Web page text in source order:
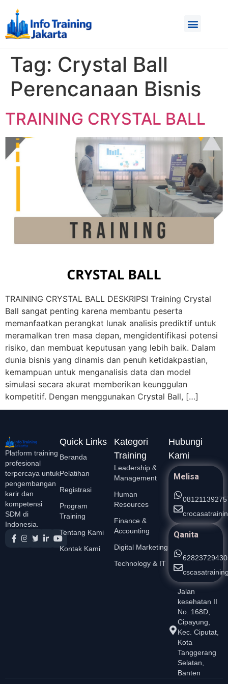
Tag: Crystal Ball
Perencanaan Bisnis
TRAINING CRYSTAL BALL
TRAINING CRYSTAL BALL DESKRIPSI Training Crystal
Ball sangat penting karena membantu peserta
memanfaatkan perangkat lunak analisis prediktif untuk
meramalkan tren masa depan, mengidentifikasi potensi
risiko, dan membuat keputusan yang lebih baik. Dalam
dunia bisnis yang dinamis dan penuh ketidakpastian,
kemampuan untuk menganalisis data dan model
simulasi secara akurat memberikan keunggulan
kompetitif. Dengan menggunakan Crystal Ball, […]
Platform training
profesional
terpercaya untuk
pengembangan
karir dan
kompetensi
SDM di
Indonesia.
Quick Links
Beranda
Pelatihan
Registrasi
Program
Training
Tentang Kami
Kontak Kami
Kategori
Training
Leadership &
Management
Human
Resources
Finance &
Accounting
Digital Marketing
Technology & IT
Hubungi
Kami
Melisa
Qanita
Jalan
kesehatan II
No. 168D,
Cipayung,
Kec. Ciputat,
Kota
Tanggerang
Selatan,
Banten